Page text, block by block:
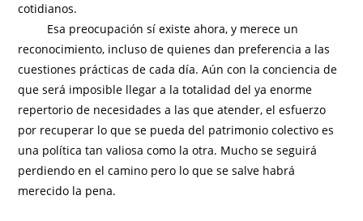
cotidianos.
Esa preocupación sí existe ahora, y merece un
reconocimiento, incluso de quienes dan preferencia a las
cuestiones prácticas de cada día. Aún con la conciencia de
que será imposible llegar a la totalidad del ya enorme
repertorio de necesidades a las que atender, el esfuerzo
por recuperar lo que se pueda del patrimonio colectivo es
una política tan valiosa como la otra. Mucho se seguirá
perdiendo en el camino pero lo que se salve habrá
merecido la pena.